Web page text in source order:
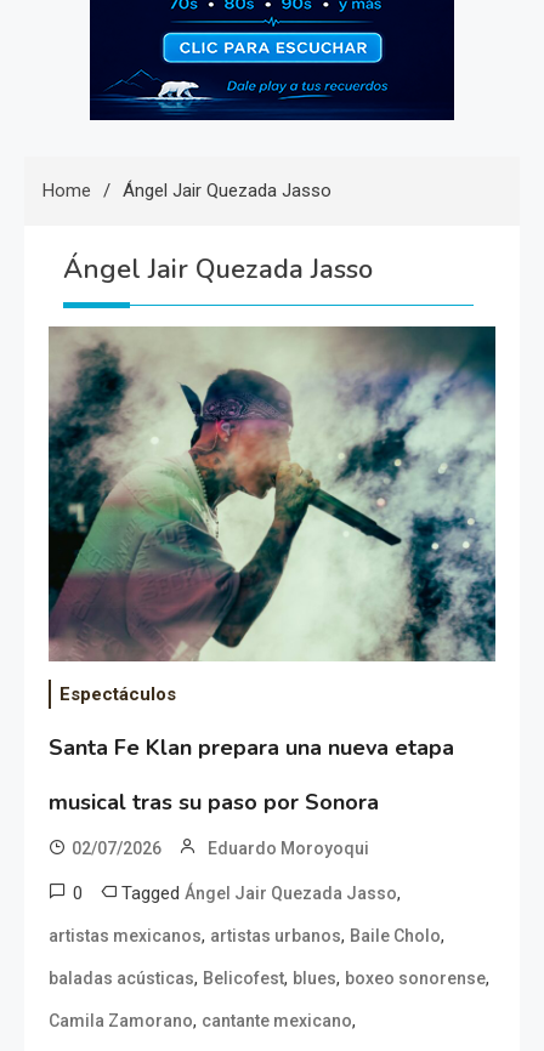
Home Ángel Jair Quezada Jasso
Ángel Jair Quezada Jasso
Espectáculos
Santa Fe Klan prepara una nueva etapa
musical tras su paso por Sonora
02/07/2026 Eduardo Moroyoqui
0 Tagged Ángel Jair Quezada Jasso,
artistas mexicanos, artistas urbanos, Baile Cholo,
baladas acústicas, Belicofest, blues, boxeo sonorense,
Camila Zamorano, cantante mexicano,